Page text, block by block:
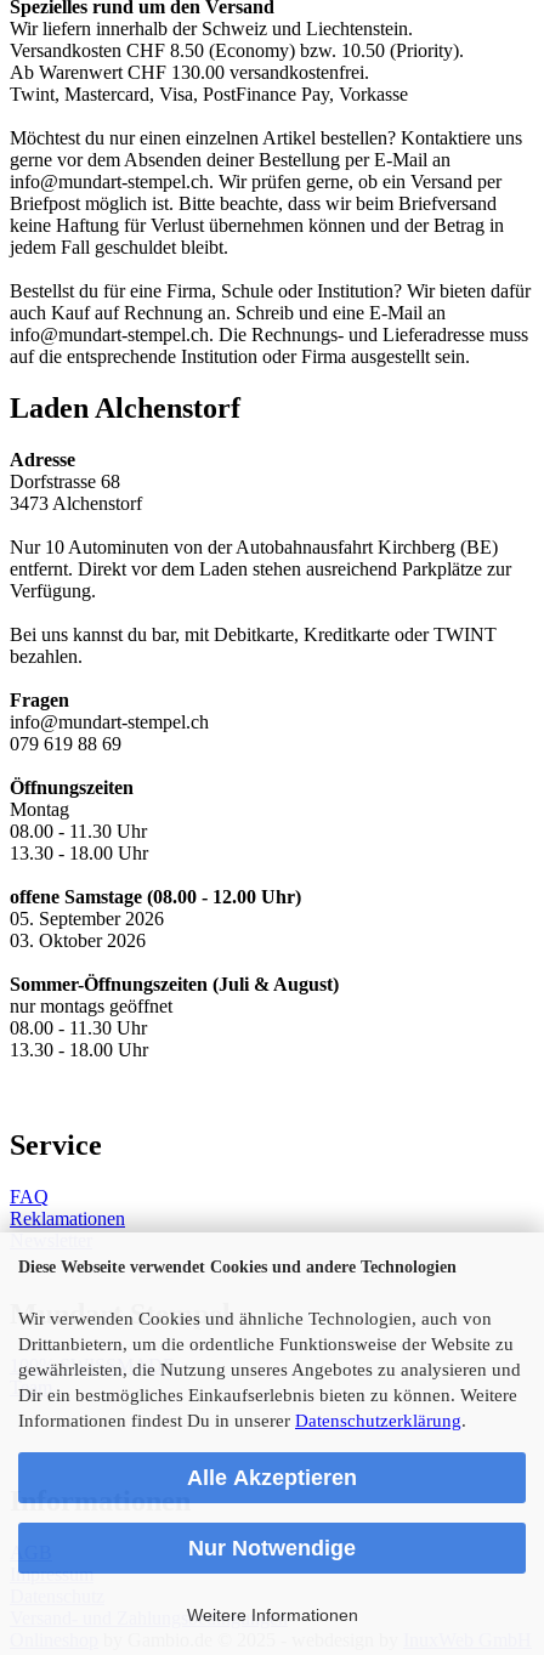
Diese Webseite verwendet Cookies und andere Technologien
Wir verwenden Cookies und ähnliche Technologien, auch von
Drittanbietern, um die ordentliche Funktionsweise der Website zu
gewährleisten, die Nutzung unseres Angebotes zu analysieren und
Dir ein bestmögliches Einkaufserlebnis bieten zu können. Weitere
Informationen findest Du in unserer Datenschutzerklärung.
Alle Akzeptieren
Nur Notwendige
Weitere Informationen
Spezielles rund um den Versand
Wir liefern innerhalb der Schweiz und Liechtenstein.
Versandkosten CHF 8.50 (Economy) bzw. 10.50 (Priority).
Ab Warenwert CHF 130.00 versandkostenfrei.
Twint, Mastercard, Visa, PostFinance Pay, Vorkasse
Möchtest du nur einen einzelnen Artikel bestellen? Kontaktiere uns
gerne vor dem Absenden deiner Bestellung per E-Mail an
info@mundart-stempel.ch. Wir prüfen gerne, ob ein Versand per
Briefpost möglich ist. Bitte beachte, dass wir beim Briefversand
keine Haftung für Verlust übernehmen können und der Betrag in
jedem Fall geschuldet bleibt.
Bestellst du für eine Firma, Schule oder Institution? Wir bieten dafür
auch Kauf auf Rechnung an. Schreib und eine E-Mail an
info@mundart-stempel.ch. Die Rechnungs- und Lieferadresse muss
auf die entsprechende Institution oder Firma ausgestellt sein.
Laden Alchenstorf
Adresse
Dorfstrasse 68
3473 Alchenstorf
Nur 10 Autominuten von der Autobahnausfahrt Kirchberg (BE)
entfernt. Direkt vor dem Laden stehen ausreichend Parkplätze zur
Verfügung.
Bei uns kannst du bar, mit Debitkarte, Kreditkarte oder TWINT
bezahlen.
Fragen
info@mundart-stempel.ch
079 619 88 69
Öffnungszeiten
Montag
08.00 - 11.30 Uhr
13.30 - 18.00 Uhr
offene Samstage (08.00 - 12.00 Uhr)
05. September 2026
03. Oktober 2026
Sommer-Öffnungszeiten (Juli & August)
nur montags geöffnet
08.00 - 11.30 Uhr
13.30 - 18.00 Uhr
Service
FAQ
Reklamationen
Mundart Stempel
100% SWISSMADE
Team
Informationen
Impressum
Versand- und Zahlungsbedingungen